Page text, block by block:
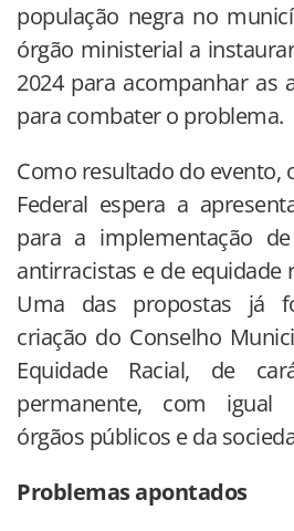
população negra no
órgão ministerial a
2024 para acompanhar as
para combater o problema.
Como resultado do evento,
Federal espera a
para a implementação
antirracistas e de equidade
Uma das propostas já
criação do Conselho
Equidade Racial, de
permanente, com igual
órgãos públicos e da
Problemas apontados